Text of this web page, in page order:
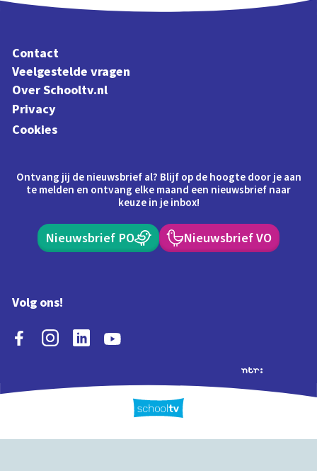
Contact
Veelgestelde vragen
Over Schooltv.nl
Privacy
Cookies
Ontvang jij de nieuwsbrief al? Blijf op de hoogte door je aan
te melden en ontvang elke maand een nieuwsbrief naar
keuze in je inbox!
Nieuwsbrief PO Nieuwsbrief VO
Volg ons!